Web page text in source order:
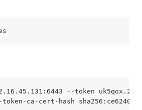
.16 .45 .131 :6443 --token uk5qox
ca-cert-hash
sha256